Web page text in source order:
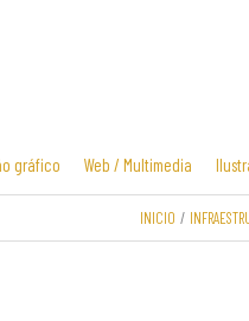
gráfico Web / Multimedia
Diseño y
INICIO